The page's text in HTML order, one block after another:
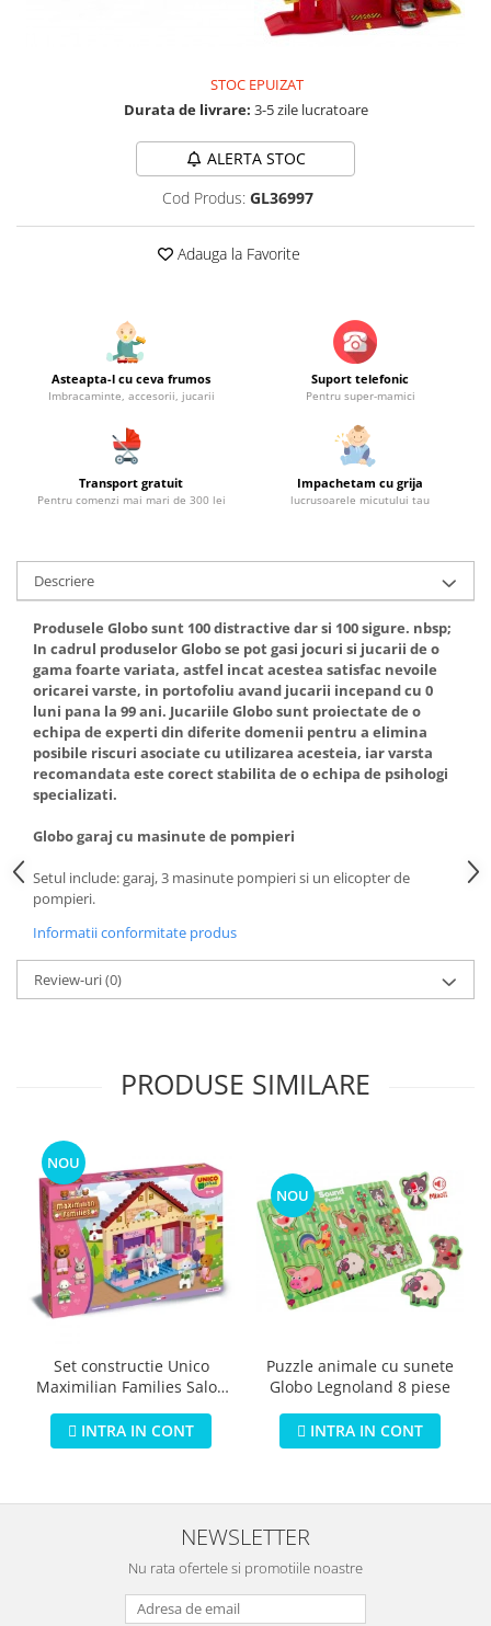
Masini, trenuri, avioane
Masinute Radiocomanda
Accesorii
Biciclete fara pedale
Role, patine cu rotile
Trotinete
STOC EPUIZAT
Durata de livrare: 3-5 zile lucratoare
ALERTA STOC
Cod Produs: GL36997
Adauga la Favorite
Asteapta-l cu ceva frumos
Imbracaminte, accesorii, jucarii
Suport telefonic
Pentru super-mamici
Transport gratuit
Pentru comenzi mai mari de 300 lei
Impachetam cu grija
lucrusoarele micutului tau
Descriere
Produsele Globosunt 100 distractive dar si 100 sigure. nbsp;
In cadrul produselorGlobose pot gasi jocuri si jucarii de o
gama foarte variata, astfel incat acestea satisfac nevoile
oricarei varste, in portofoliu avand jucarii incepand cu 0
luni pana la 99 ani. Jucariile Globo sunt proiectate de o
echipa de experti din diferite domenii pentru a elimina
posibile riscuri asociate cu utilizarea acesteia, iar varsta
recomandata este corect stabilita de o echipa de psihologi
specializati.
Globo garaj cu masinute de pompieri
Setul include: garaj, 3 masinute pompieri si un elicopter de
pompieri.
Informatii conformitate produs
Review-uri(0)
PRODUSE SIMILARE
NOU
Set constructie Unico
Maximilian Families Salon
INTRA IN CONT
NOU
Puzzle animale cu sunete
Globo Legnoland 8 piese
INTRA IN CONT
NEWSLETTER
Nu rata ofertele si promotiile noastre